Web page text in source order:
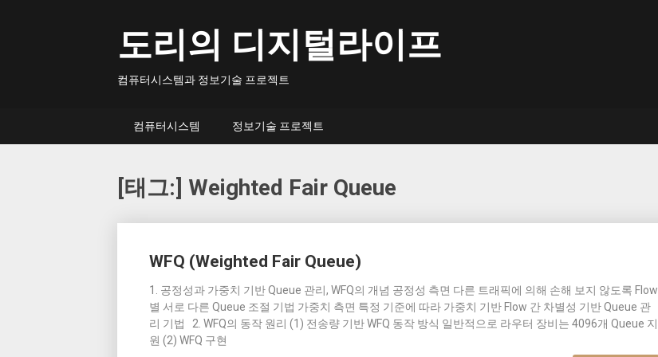
도리의 디지털라이프
컴퓨터시스템과 정보기술 프로젝트
컴퓨터시스템 정보기술 프로젝트
[태그:] Weighted Fair Queue
WFQ (Weighted Fair Queue)
1. 공정성과 가중치 기반 Queue 관리, WFQ의 개념 공정성 측면 다른 트래픽에 의해 손해 보지 않도록 Flow
별 서로 다른 Queue 조절 기법 가중치 측면 특정 기준에 따라 가중치 기반 Flow 간 차별성 기반 Queue 관
리 기법 2. WFQ의 동작 원리 (1) 전송량 기반 WFQ 동작 방식 일반적으로 라우터 장비는 4096개 Queue 지
원 (2) WFQ 구현
navigation